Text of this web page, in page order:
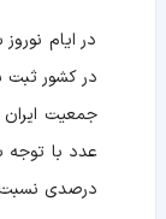
درصدی